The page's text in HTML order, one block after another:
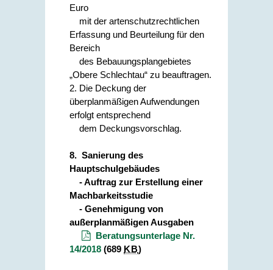
Euro
mit der artenschutzrechtlichen
Erfassung und Beurteilung für den
Bereich
des Bebauungsplangebietes
„Obere Schlechtau“ zu beauftragen.
2. Die Deckung der
überplanmäßigen Aufwendungen
erfolgt entsprechend
dem Deckungsvorschlag.
8. Sanierung des
Hauptschulgebäudes
- Auftrag zur Erstellung einer
Machbarkeitsstudie
- Genehmigung von
außerplanmäßigen Ausgaben
Beratungsunterlage Nr.
14/2018 (689 KB)